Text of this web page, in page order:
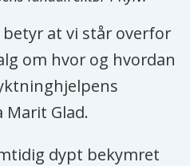
at vi står overfor
om hvor og hvordan
Glad.
dypt bekymret